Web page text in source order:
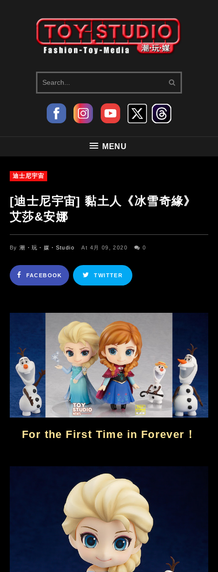
MENU
迪士尼宇宙
[迪士尼宇宙] 黏土人《冰雪奇緣》
艾莎&安娜
By潮・玩・媒・Studio At 4月 09, 2020 0
FACEBOOK TWITTER
For the First Time in Forever！